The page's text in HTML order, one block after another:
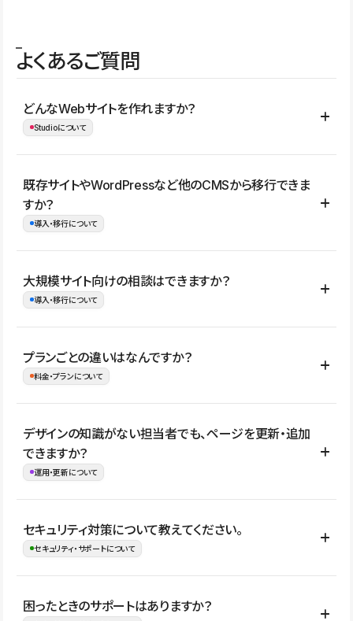
よくあるご質問
どんなWebサイトを作れますか？
Studioについて
コーポレートサイト、サービスサイト、LP、採用サイト、ブロ
グ・メディア、イベントサイト、店舗・商品紹介サイト、ポートフ
ォリオなど幅広く制作できます。
既存サイトやWordPressなど他のCMSから移行できま
すか？
導入・移行について
はい。既存サイトの構成やコンテンツ、URLを整理したうえで、
Studio上に再構築する形で移行できます。 WordPressの場合は、
イト全体のデザインや設定がそのまま移行されるわけではないた
め、移行後にページ構成やデザイン、CMS設計、URL・リダイレク
大規模サイト向けの相談はできますか？
導入・移行について
はい。アクセス規模が大きいサイトや、複数部門での運用、権限管
理、セキュリティ確認、既存システムとの連携など、個別の要件が
ない段階でも、お問い合わせください。
お問合せはこちら
プランごとの違いはなんですか？
料金・プランについて
公開ページ数、バージョン履歴の期間、CMS利用数の上限、権限
管理の有無などがプランごとに異なります。詳しくは料金プランペ
ージをご覧ください。
デザインの知識がない担当者でも、ページを更新・追加
できますか？
運用・更新について
はい。CMSやコンポーネントを活用して更新範囲を設計しておく
ことで、デザインを崩しにくい状態で運用できます。 さらにコン
ながらレイアウトに影響を与えずに更新作業を進めやすくなりま
セキュリティ対策について教えてください。
セキュリティ・サポートについて
Studioでは、公開サイトやサービスを安全に利用できるよう、通信
困ったときのサポートはありますか？